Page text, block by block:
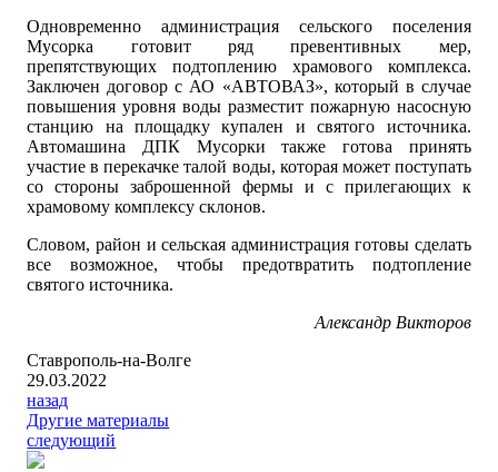
Одновременно администрация сельского поселения
Мусорка готовит ряд превентивных мер,
препятствующих подтоплению храмового комплекса.
Заключен договор с АО «АВТОВАЗ», который в случае
повышения уровня воды разместит пожарную насосную
станцию на площадку купален и святого источника.
Автомашина ДПК Мусорки также готова принять
участие в перекачке талой воды, которая может поступать
со стороны заброшенной фермы и с прилегающих к
храмовому комплексу склонов.
Словом, район и сельская администрация готовы сделать
все возможное, чтобы предотвратить подтопление
святого источника.
Александр Викторов
Ставрополь-на-Волге
29.03.2022
назад
Другие материалы
следующий